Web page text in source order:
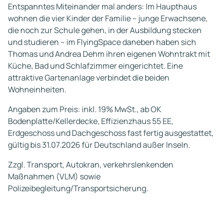
Entspanntes Miteinander mal anders: Im Haupthaus
wohnen die vier Kinder der Familie – junge Erwachsene,
die noch zur Schule gehen, in der Ausbildung stecken
und studieren – im FlyingSpace daneben haben sich
Thomas und Andrea Dehm ihren eigenen Wohntrakt mit
Küche, Bad und Schlafzimmer eingerichtet. Eine
attraktive Gartenanlage verbindet die beiden
Wohneinheiten.
Angaben zum Preis: inkl. 19% MwSt., ab OK
Bodenplatte/Kellerdecke, Effizienzhaus 55 EE,
Erdgeschoss und Dachgeschoss fast fertig ausgestattet,
gültig bis 31.07.2026 für Deutschland außer Inseln.
Zzgl. Transport, Autokran, verkehrslenkenden
Maßnahmen (VLM) sowie
Polizeibegleitung/Transportsicherung.